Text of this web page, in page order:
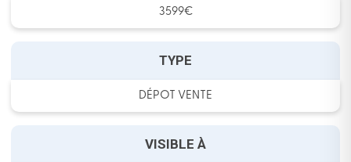
3599€
TYPE
DÉPOT VENTE
VISIBLE À